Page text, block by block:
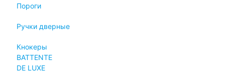
Пороги
Ручки дверные
Кнокеры
BATTENTE
DE LUXE